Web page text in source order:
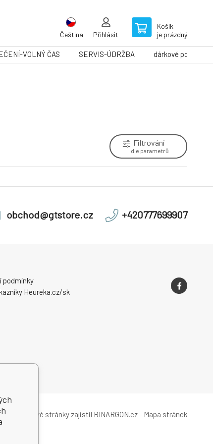
Čeština Přihlásit
Košík
je prázdný
VOLNÝ ČAS SERVIS-ÚDRŽBA dárkové poukazy
Filtrování
dle parametrů
obchod@gtstore.cz +420777699907
podmínky
Heureka.cz/sk
webové stránky zajistil BINARGON.cz- Mapa stránek